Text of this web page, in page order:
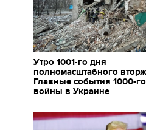
Утро 1001-го дня
полномасштабного
Главные события 1000-
войны в Украине